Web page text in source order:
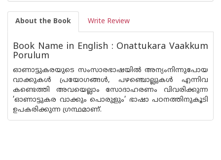
About the Book Write Review
Book Name in English : Onattukara Vaakkum
Porulum
ഓണാട്ടുകരയുടെ സംസാരഭാഷയിൽ അന്യംനിന്നുപോയ
വാക്കുകൾ പ്രയോഗങ്ങൾ, പഴഞ്ചൊല്ലുകൾ എന്നിവ
കണ്ടെത്തി അവയെല്ലാം സോദാഹരണം വിവരിക്കുന്ന
’ഓണാട്ടുകര വാക്കും പൊരുളും’ ഭാഷാ പഠനത്തിനുകൂടി
ഉപകരിക്കുന്ന ഗ്രന്ഥമാണ്.